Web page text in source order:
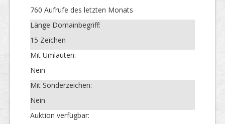
760 Aufrufe des letzten Monats
Länge Domainbegriff:
15 Zeichen
Mit Umlauten:
Nein
Mit Sonderzeichen:
Nein
Auktion verfügbar: